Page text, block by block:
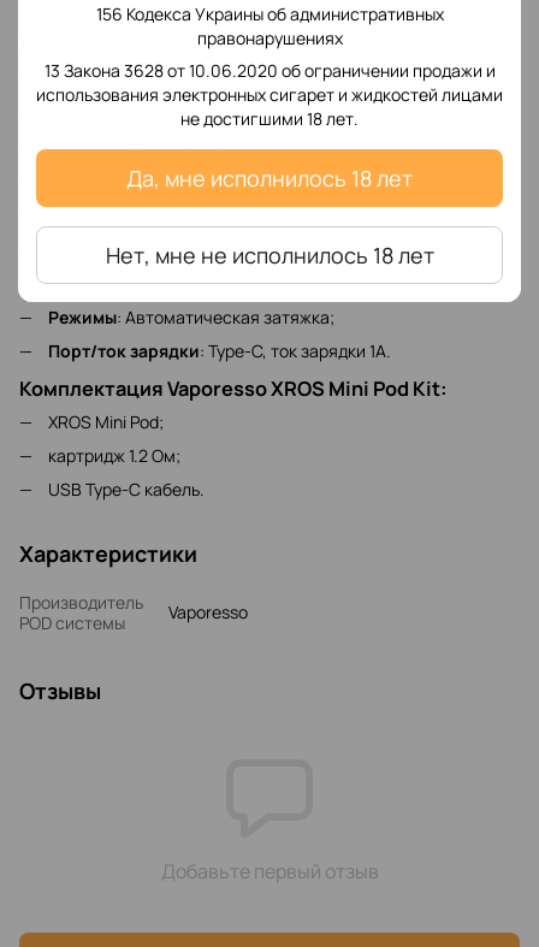
156 Кодекса Украины об административных
правонарушениях
13 Закона 3628 от 10.06.2020 об ограничении продажи и
использования электронных сигарет и жидкостей лицами
не достигшими 18 лет.
Да, мне исполнилось 18 лет
Нет, мне не исполнилось 18 лет
Характеристика Xros Mini Kit
Размеры : 98.9 х 23.4 х 13.5 мм;
Корпус: металл + пластик;
: 1000 мАч;
Емкость картриджа: 2.0 мл;
Поддержка испарителей: 0.8/1.0/1.2 Ом;
Мощность максимальная: 16 Вт;
Режимы: Автоматическая затяжка;
Порт/ток зарядки: Type-C, ток зарядки 1А.
Комплектация Vaporesso XROS Mini Pod Kit:
XROS Mini Pod;
картридж 1.2 Ом;
USB Type-C кабель.
Характеристики
Производитель
POD системы
Vaporesso
Отзывы
Добавьте первый отзыв